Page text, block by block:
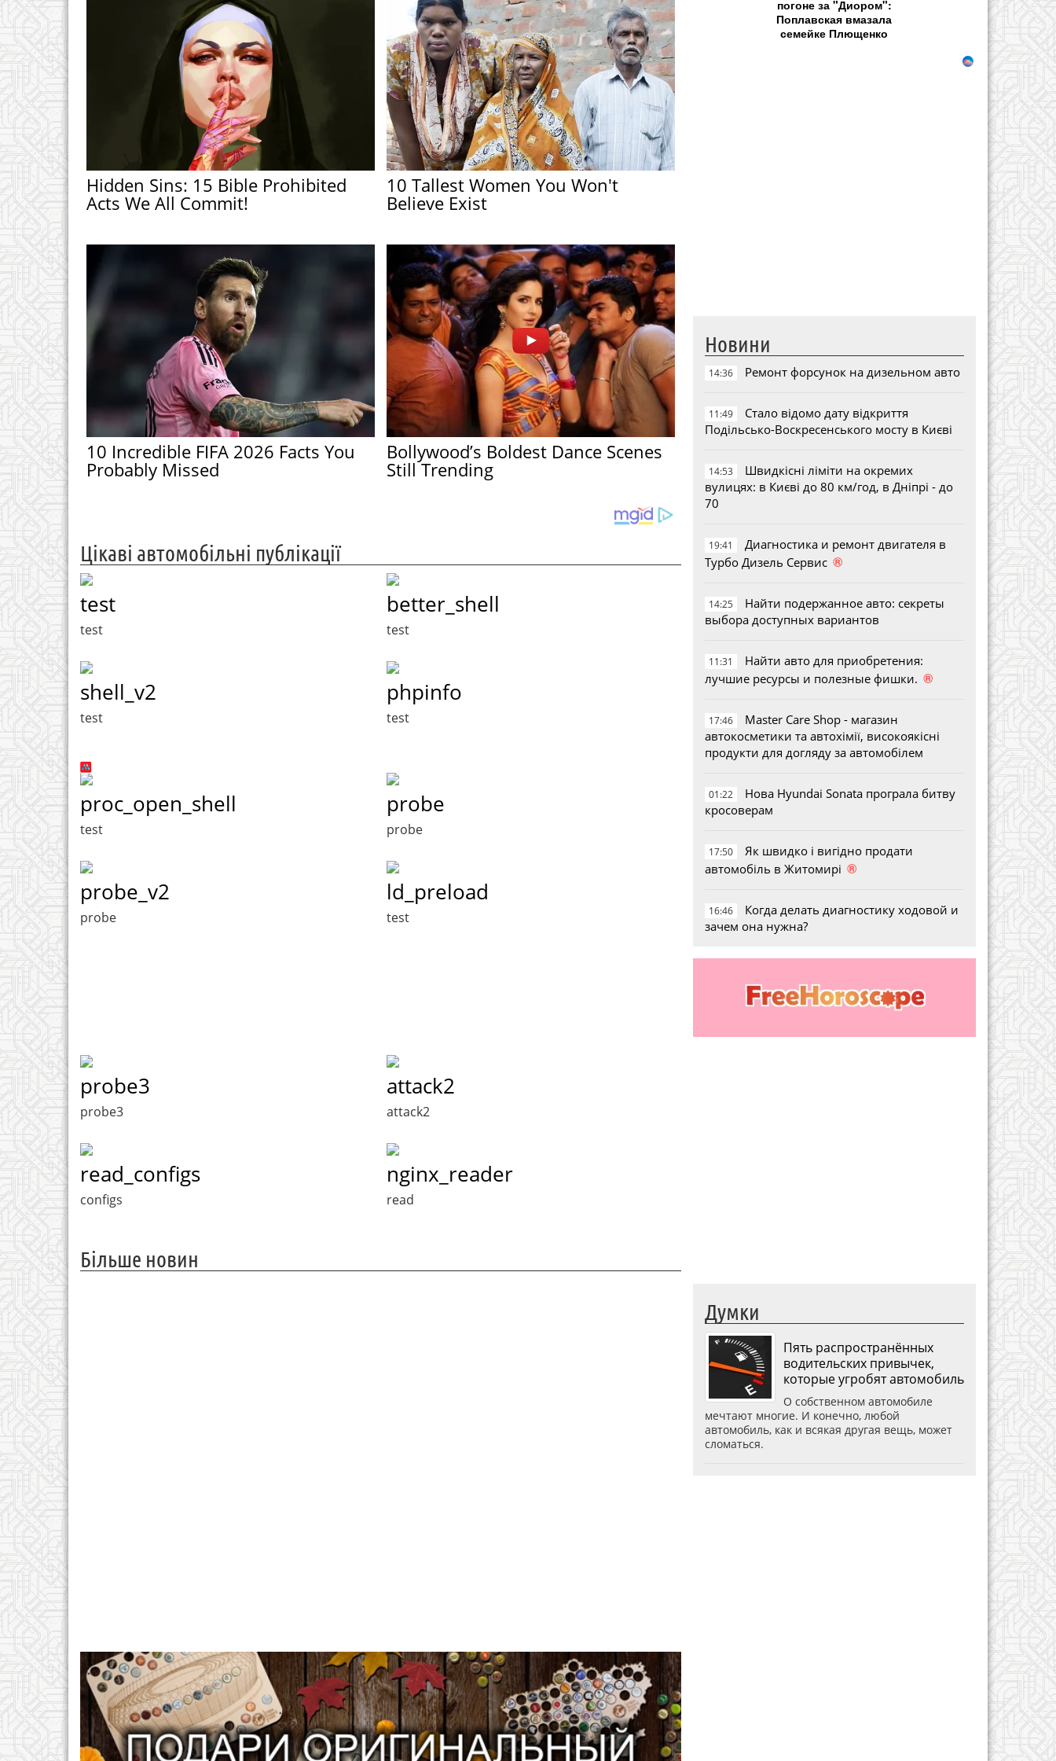
Hidden Sins: 15 Bible Prohibited
Acts We All Commit!
10 Tallest Women You Won't
Believe Exist
10 Incredible FIFA 2026 Facts You
Probably Missed
Bollywood’s Boldest Dance Scenes
Still Trending
Цікаві автомобільні публікації
test
test
better_shell
test
shell_v2
test
phpinfo
test
proc_open_shell
test
probe
probe
probe_v2
probe
ld_preload
test
probe3
probe3
attack2
attack2
read_configs
configs
nginx_reader
read
Більше новин
погоне за "Диором":
Поплавская вмазала
семейке Плющенко
Новини
14:36 Ремонт форсунок на дизельном авто
11:49
Стало відомо дату відкриття
Подільсько-Воскресенського мосту в Києві
14:53
Швидкісні ліміти на окремих
вулицях: в Києві до 80 км/год, в Дніпрі - до
70
19:41
Диагностика и ремонт двигателя в
Турбо Дизель Сервис ®
14:25
Найти подержанное авто: секреты
выбора доступных вариантов
11:31
Найти авто для приобретения:
лучшие ресурсы и полезные фишки. ®
17:46
Master Care Shop - магазин
автокосметики та автохімії, високоякісні
продукти для догляду за автомобілем
01:22
Нова Hyundai Sonata програла битву
кросоверам
17:50
Як швидко і вигідно продати
автомобіль в Житомирі ®
16:46
Когда делать диагностику ходовой и
зачем она нужна?
Думки
Пять распространённых
водительских привычек,
которые угробят автомобиль
О собственном автомобиле
мечтают многие. И конечно, любой
автомобиль, как и всякая другая вещь, может
сломаться.